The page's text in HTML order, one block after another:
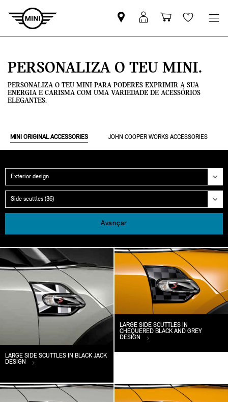
Pesquisar
parceiro
Iniciar
sessão
Carrinho
de
Wishlist
PERSONALIZA O TEU MINI.
PERSONALIZA O TEU MINI PARA PODERES EXPRIMIR A SUA
ENERGIA E CARISMA COM UMA VARIEDADE DE ACESSÓRIOS
ELEGANTES.
MINI ORIGINAL ACCESSORIES JOHN COOPER WORKS ACCESSORIES
Categoria
Grupo
Avançar
LARGE SIDE SCUTTLES IN BLACK JACK
DESIGN
LARGE SIDE SCUTTLES IN
CHEQUERED BLACK AND GREY
DESIGN